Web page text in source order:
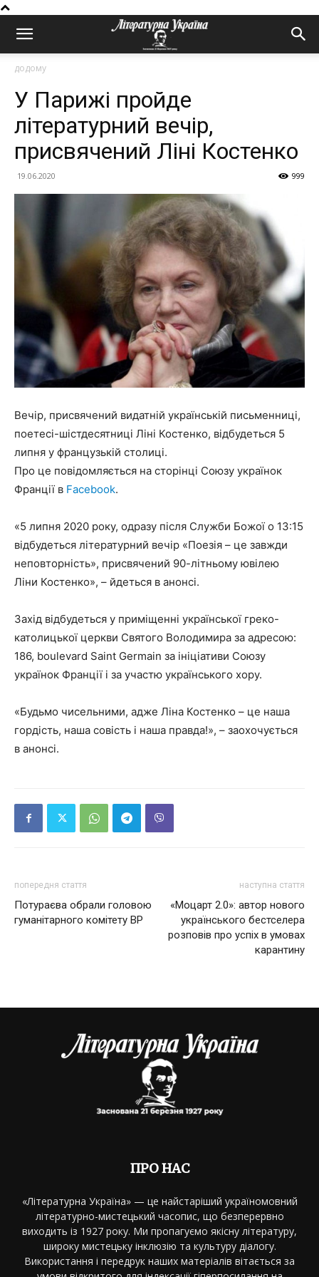
додому
У Парижі пройде
літературний вечір,
присвячений Ліні Костенко
19.06.2020 999
Вечір, присвячений видатній українській письменниці,
поетесі-шістдесятниці Ліні Костенко, відбудеться 5
липня у французькій столиці.
Про це повідомляється на сторінці Союзу українок
Франції в Facebook.
«5 липня 2020 року, одразу після Служби Божої о 13:15
відбудеться літературний вечір «Поезія – це завжди
неповторність», присвячений 90-літньому ювілею
Ліни Костенко», – йдеться в анонсі.
Захід відбудеться у приміщенні української греко-
католицької церкви Святого Володимира за адресою:
186, boulevard Saint Germain за ініціативи Союзу
українок Франції і за участю українського хору.
«Будьмо чисельними, адже Ліна Костенко – це наша
гордість, наша совість і наша правда!», – заохочується
в анонсі.
попередня стаття
Потураєва обрали головою
гуманітарного комітету ВР
наступна стаття
«Моцарт 2.0»: автор нового
українського бестселера
розповів про успіх в умовах
карантину
ПРО НАС
«Літературна Україна» — це найстаріший україномовний
літературно-мистецький часопис, що безперервно
виходить із 1927 року. Ми пропагуємо якісну літературу,
широку мистецьку інклюзію та культуру діалогу.
Використання і передрук наших матеріалів вітається за